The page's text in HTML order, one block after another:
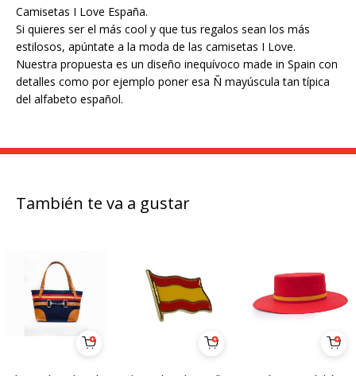
Camisetas I Love España.
Si quieres ser el más cool y que tus regalos sean los más
estilosos, apúntate a la moda de las camisetas I Love.
Nuestra propuesta es un diseño inequívoco made in Spain con
detalles como por ejemplo poner esa Ñ mayúscula tan típica
del alfabeto español.
También te va a gustar